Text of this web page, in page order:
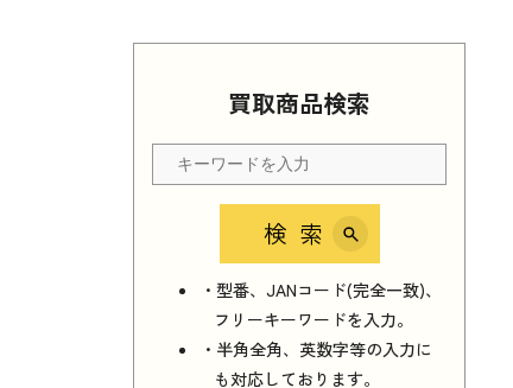
買取商品検索
検索
・型番、JANコード(完全一致)、
フリーキーワードを入力。
・半角全角、英数字等の入力に
も対応しております。